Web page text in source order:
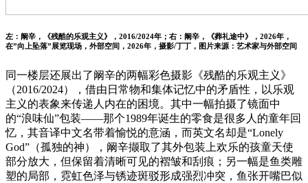
左：阚辛，《残酷的乐观主义》，2016/2024年；右：阚辛，《葬礼途中》，2026年，
在”向上坠落”展览现场，外部空间，2026年，摄影/丁丁，图片来源：艺术家与外部空间
同一楼层还展出了阚辛的两幅彩色摄影《残酷的乐观主义》
（2016/2024），借由日常物和集体记忆中的矛盾性，以乐观
主义的表象来传递人内在的困境。其中一幅拍摄了镜面中
的“浪味仙”包装——那个1989年诞生的零食是很多人的童年回
忆，其音译中文名带着愉悦的意涵，而英文名却是“Lonely
God”（孤独的神），阚辛撷取了其外包装上欢乐的孩童天使
部分放大，但保留着清晰可见的褶皱和刮痕；另一幅是鱼类雕
塑的局部，霓虹色泽与锈迹斑驳形成强烈冲突，鱼张开嘴巴似